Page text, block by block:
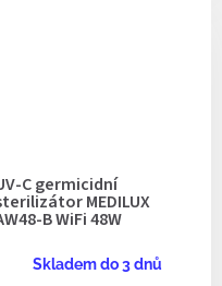
C germicidní
MEDILUX
B WiFi 48W
Skladem do 3 dnů